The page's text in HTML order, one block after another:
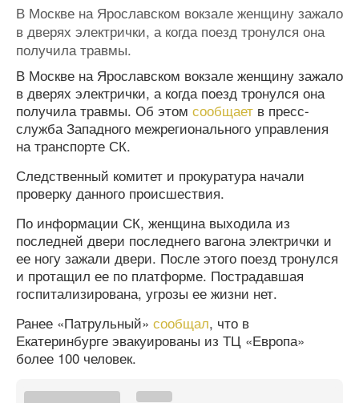
В Москве на Ярославском вокзале женщину зажало
в дверях электрички, а когда поезд тронулся она
получила травмы.
В Москве на Ярославском вокзале женщину зажало
в дверях электрички, а когда поезд тронулся она
получила травмы. Об этом сообщает в пресс-
служба Западного межрегионального управления
на транспорте СК.
Следственный комитет и прокуратура начали
проверку данного происшествия.
По информации СК, женщина выходила из
последней двери последнего вагона электрички и
ее ногу зажали двери. После этого поезд тронулся
и протащил ее по платформе. Пострадавшая
госпитализирована, угрозы ее жизни нет.
Ранее «Патрульный» сообщал, что в
Екатеринбурге эвакуированы из ТЦ «Европа»
более 100 человек.